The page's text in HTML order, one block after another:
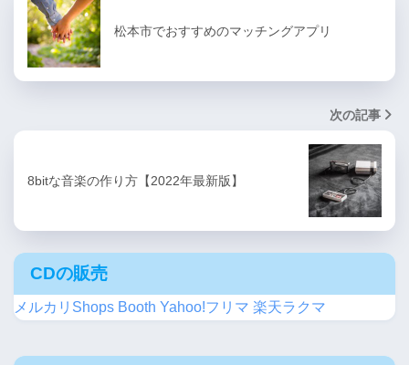
松本市でおすすめのマッチングアプリ
次の記事
8bitな音楽の作り方【2022年最新版】
CDの販売
メルカリShops Booth Yahoo!フリマ 楽天ラクマ